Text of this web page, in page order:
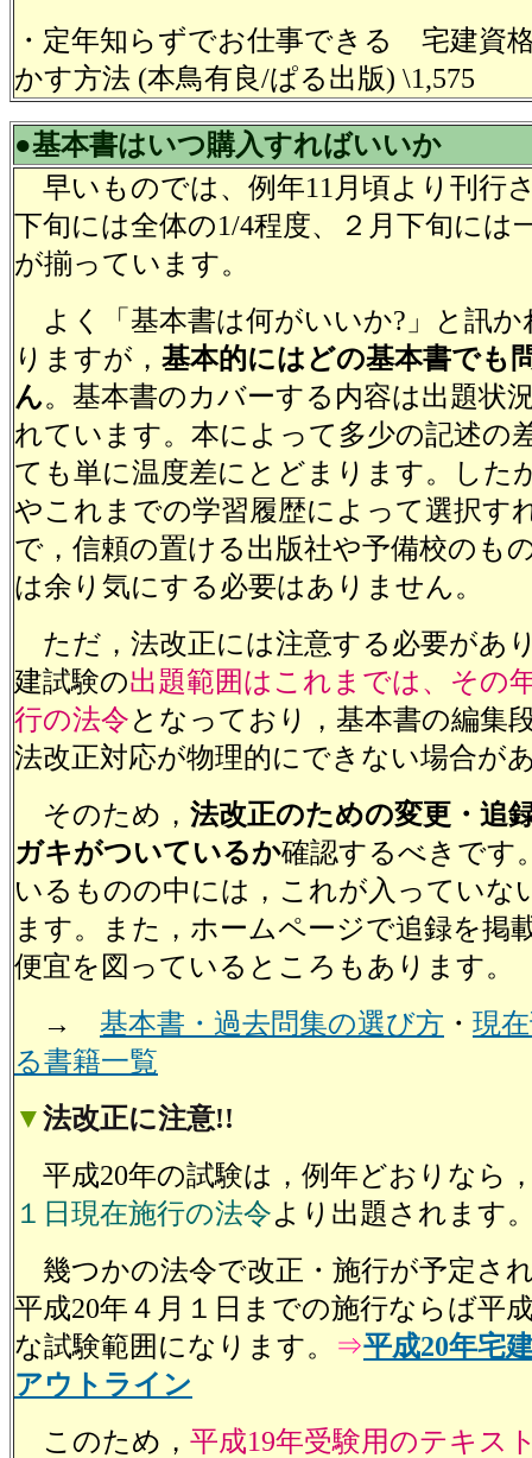
・定年知らずでお仕事できる 宅建資
かす方法 (本鳥有良/ぱる出版) \1,575
●基本書はいつ購入すればいいか
早いものでは、例年11月頃より刊行
下旬には全体の1/4程度、２月下旬には
が揃っています。
よく「基本書は何がいいか?」と訊か
りますが， 基本的にはどの基本書でも
ん。基本書のカバーする内容は出題状
れています。本によって多少の記述の
ても単に温度差にとどまります。した
やこれまでの学習履歴によって選択す
で，信頼の置ける出版社や予備校のも
は余り気にする必要はありません。
ただ，法改正には注意する必要があ
建試験の出題範囲はこれまでは、その
行の法令となっており，基本書の編集
法改正対応が物理的にできない場合が
そのため， 法改正のための変更・追
ガキがついているか確認するべきです
いるものの中には，これが入っていな
ます。また，ホームページで追録を掲
便宜を図っているところもあります。
→ 基本書・過去問集の選び方 ・ 現
る書籍一覧
▼法改正に注意!!
平成20年の試験は，例年どおりなら
１日現在施行の法令より出題されます
幾つかの法令で改正・施行が予定さ
平成20年４月１日までの施行ならば平
な試験範囲になります。
⇒平成20年宅
アウトライン
このため， 平成19年受験用のテキス